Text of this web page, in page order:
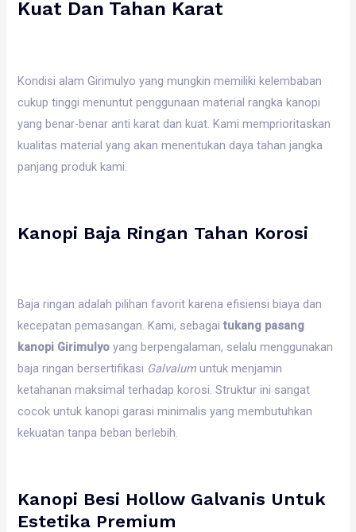
Kuat Dan Tahan Karat
Kondisi alam Girimulyo yang mungkin memiliki kelembaban
cukup tinggi menuntut penggunaan material rangka kanopi
yang benar-benar anti karat dan kuat. Kami memprioritaskan
kualitas material yang akan menentukan daya tahan jangka
panjang produk kami.
Kanopi Baja Ringan Tahan Korosi
Baja ringan adalah pilihan favorit karena efisiensi biaya dan
kecepatan pemasangan. Kami, sebagaitukang pasang
kanopi Girimulyo yang berpengalaman, selalu menggunakan
baja ringan bersertifikasi Galvalum untuk menjamin
ketahanan maksimal terhadap korosi. Struktur ini sangat
cocok untuk kanopi garasi minimalis yang membutuhkan
kekuatan tanpa beban berlebih.
Kanopi Besi Hollow Galvanis Untuk
Estetika Premium